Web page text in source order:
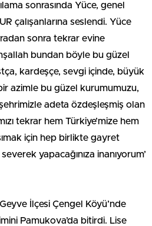
sonrasında Yüce, genel
çalışanlarına seslendi. Yüce
sonra tekrar evine
bundan böyle bu güzel
kardeşçe, sevgi içinde, büyük
azimle bu güzel kurumumuzu,
adeta özdeşleşmiş olan
tekrar hem Türkiye’mize hem
için hep birlikte gayret
yapacağınıza inanıyorum’
Geyve İlçesi Çengel Köyü’nde
Pamukova’da bitirdi. Lise